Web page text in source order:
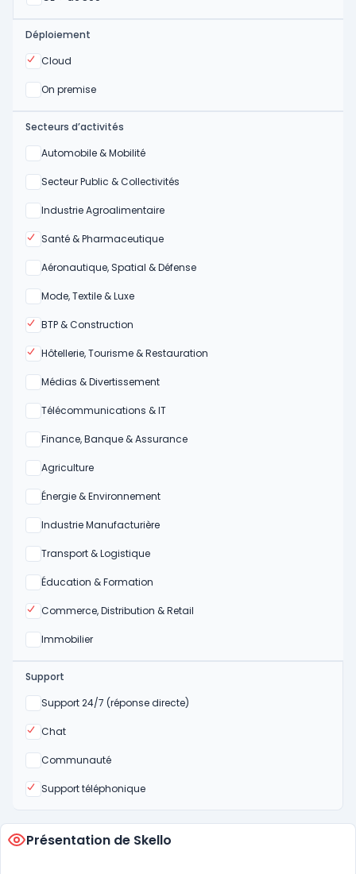
Déploiement
Cloud
Oui
On premise
Oui
Secteurs d’activités
Automobile & Mobilité
Oui
Secteur Public & Collectivités
Oui
Industrie Agroalimentaire
Oui
Santé & Pharmaceutique
Oui
Aéronautique, Spatial & Défense
Oui
Mode, Textile & Luxe
Oui
BTP & Construction
Oui
Hôtellerie, Tourisme & Restauration
Oui
Médias & Divertissement
Oui
Télécommunications & IT
Oui
Finance, Banque & Assurance
Oui
Agriculture
Oui
Énergie & Environnement
Oui
Industrie Manufacturière
Oui
Transport & Logistique
Oui
Éducation & Formation
Oui
Commerce, Distribution & Retail
Oui
Immobilier
Oui
Support
Support 24/7 (réponse directe)
Non
Chat
Oui
Communauté
Non
Support téléphonique
Oui
Présentation de Skello